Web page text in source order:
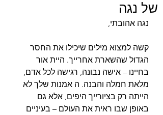
של נגה
נגה אהובתי,
קשה למצוא מילים שיכילו את החסר
הגדול שהשארת אחרייך. היית אור
בחיינו – אישה נבונה, רגישה לכל אדם,
מלאת חמלה והבנה. ה אמנות שלך לא
הייתה רק בציורייך היפים, אלא גם
באופן שבו ראית את העולם – בעיניים